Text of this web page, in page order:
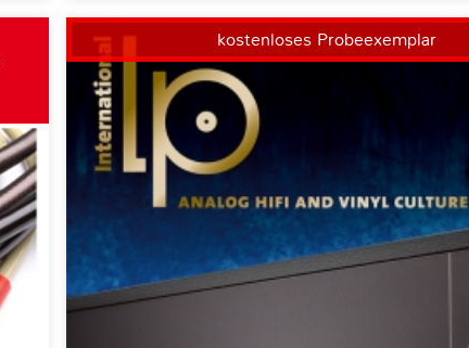
kostenloses Probeexemplar